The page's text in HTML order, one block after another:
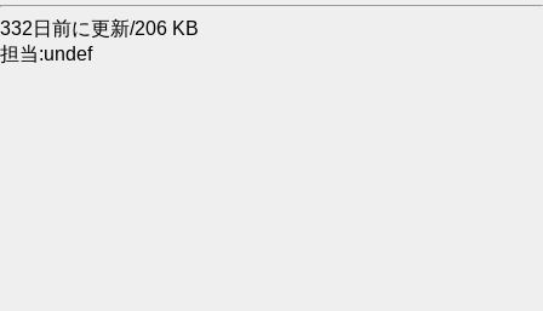
332日前に更新/206 KB
担当:undef